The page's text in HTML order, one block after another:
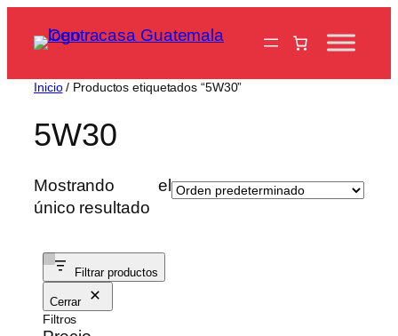
Inicio/ Productos etiquetados “5W30”
5W30
Mostrando el
único resultado
Filtrar productos
Cerrar
Filtros